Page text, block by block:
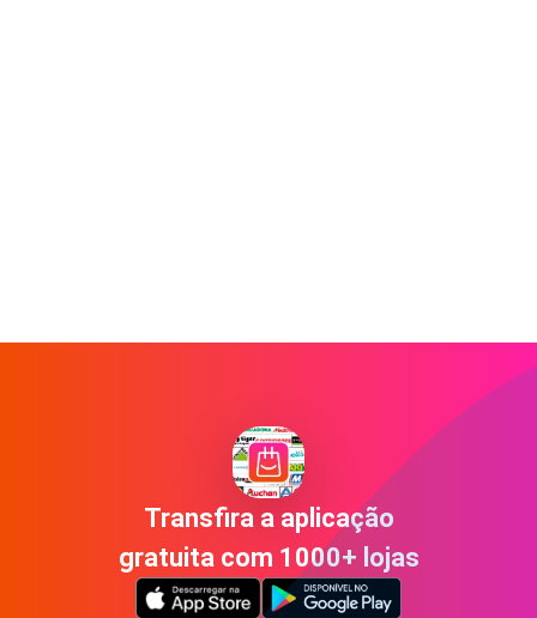
Transfira a aplicação
gratuita com 1000+ lojas